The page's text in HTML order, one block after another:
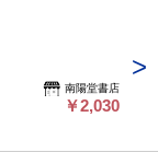
南陽堂書店
￥2,030